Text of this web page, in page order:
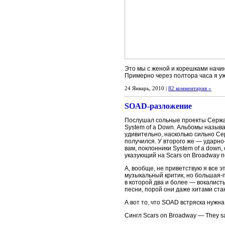
Это мы с женой и корешками
Примерно через полтора часа я
24 Январь, 2010 | 82 комментария »
SOAD-разложение
Послушал сольные проекты
System of a Down. Альбомы
удивительно, насколько сильно
получился. У второго же —
вам, поклонники System of a
указующий на Scars on Broadway
А, вообще, не приветствую я все
музыкальный критик, но большая-
в которой два и более —
песни, порой они даже хитами
А вот то, что SOAD встряска
Cингл Scars on Broadway — They